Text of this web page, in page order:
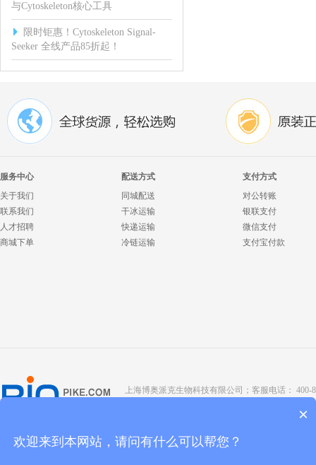
与Cytoskeleton核心工具
限时钜惠！Cytoskeleton Signal-
Seeker 全线产品85折起！
服务中心
关于我们
联系我们
人才招聘
商城下单
配送方式
同城配送
干冰运输
快递运输
冷链运输
支付方式
对公转账
银联支付
微信支付
支付宝付款
上海博奥派克生物科技有限公司；客服电话： 400-
京ICP备
×
欢迎来到本网站，请问有什么可以帮您？